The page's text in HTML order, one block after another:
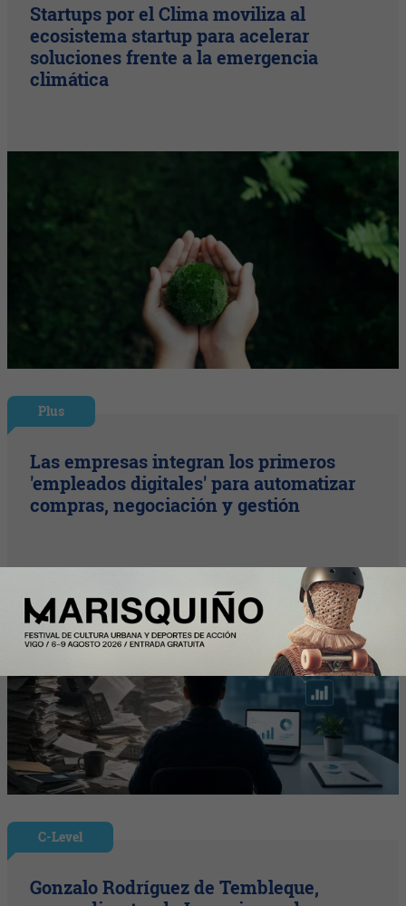
Startups por el Clima moviliza al
ecosistema startup para acelerar
soluciones frente a la emergencia
climática
Plus
Las empresas integran los primeros
'empleados digitales' para automatizar
compras, negociación y gestión
C-Level
Gonzalo Rodríguez de Tembleque,